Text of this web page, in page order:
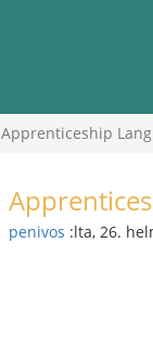
Apprenticeship
penivos :lta, 26.